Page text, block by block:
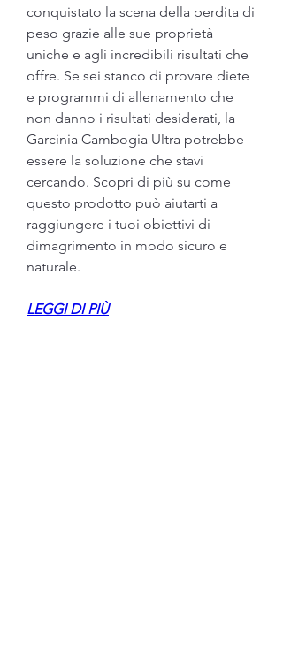
conquistato la scena della perdita di
peso grazie alle sue proprietà
uniche e agli incredibili risultati che
offre. Se sei stanco di provare diete
e programmi di allenamento che
non danno i risultati desiderati, la
Garcinia Cambogia Ultra potrebbe
essere la soluzione che stavi
cercando. Scopri di più su come
questo prodotto può aiutarti a
raggiungere i tuoi obiettivi di
dimagrimento in modo sicuro e
naturale.
LEGGI DI PIÙ